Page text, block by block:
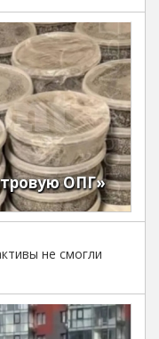
ОПГ»
не смогли